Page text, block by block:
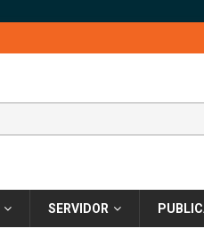
SERVIDOR